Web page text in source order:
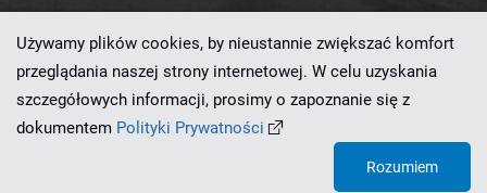
Ten serwis działa dzięki oprogramowaniu
Używamy plików cookies, by nieustannie zwiększać komfort
przeglądania naszej strony internetowej. W celu uzyskania
szczegółowych informacji, prosimy o zapoznanie się z
dokumentem Polityki Prywatności
Rozumiem